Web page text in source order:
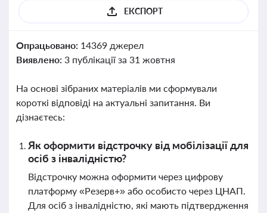
ЕКСПОРТ
Опрацьовано: 14369 джерел
Виявлено: 3 публікації за 31 жовтня
На основі зібраних матеріалів ми сформували
короткі відповіді на актуальні запитання. Ви
дізнаєтесь:
Як оформити відстрочку від мобілізації для
осіб з інвалідністю?
Відстрочку можна оформити через цифрову
платформу «Резерв+» або особисто через ЦНАП.
Для осіб з інвалідністю, які мають підтвердження